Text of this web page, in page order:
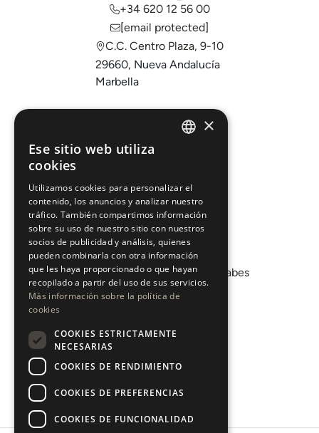
+34 620 12 56 00
[email protected]
C.C. Centro Plaza, 9-10
29660, Nueva Andalucía
Marbella
Sobre nosotros
Áreas
Promociones
Departamento de Mercados Árabes
Blog
Instagram
×
Ese sitio web utiliza
cookies
Utilizamos cookies para personalizar el
contenido, los anuncios y analizar nuestro
tráfico. También compartimos información
sobre su uso de nuestro sitio con nuestros
socios de publicidad y análisis, quienes
pueden combinarla con otra información
que les haya proporcionado o que hayan
recopilado a partir del uso de sus servicios.
Más información sobre la política de
cookies
COOKIES ESTRICTAMENTE
NECESARIAS
COOKIES DE RENDIMIENTO
COOKIES DE PREFERENCIAS
COOKIES DE FUNCIONALIDAD